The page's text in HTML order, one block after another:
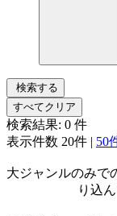
検索する
すべてクリア
検索結果: 0 件
表示件数 20件 | 50
大ジャンルのみで
り込